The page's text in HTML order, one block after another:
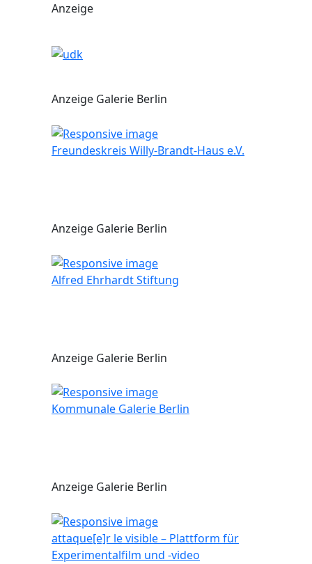
Anzeige
Anzeige Galerie Berlin
Freundeskreis Willy-Brandt-Haus e.V.
Anzeige Galerie Berlin
Alfred Ehrhardt Stiftung
Anzeige Galerie Berlin
Kommunale Galerie Berlin
Anzeige Galerie Berlin
attaque[e]r le visible – Plattform für
Experimentalfilm und -video